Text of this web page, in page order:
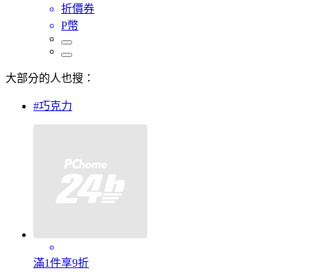
折價券
P幣
大部分的人也搜：
#巧克力
滿1件享9折